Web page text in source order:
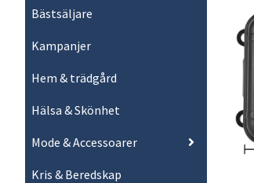
Bästsäljare
Kampanjer
Hem & trädgård
Hälsa & Skönhet
Mode & Accessoarer
Kris & Beredskap